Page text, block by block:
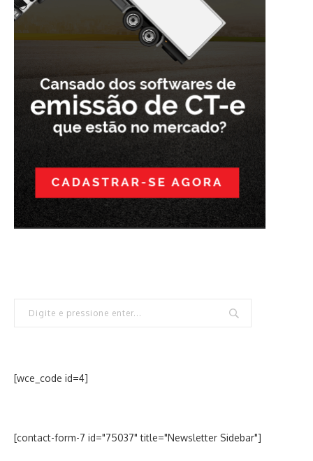
[wce_code id=4]
[contact-form-7 id="75037" title="Newsletter Sidebar"]